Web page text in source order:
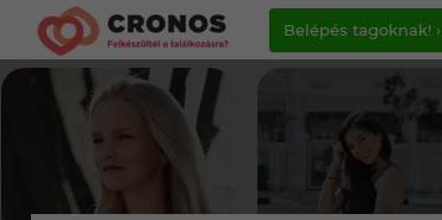
Belépés tagoknak! ›